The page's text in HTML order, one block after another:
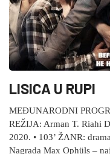
LISICA U RUPI
MEĐUNARODNI
REŽIJA: Arman T. Riahi
2020. • 103’ ŽANR:
Nagrada Max Ophüls –